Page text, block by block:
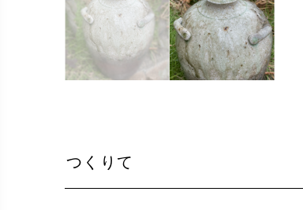
つくりて